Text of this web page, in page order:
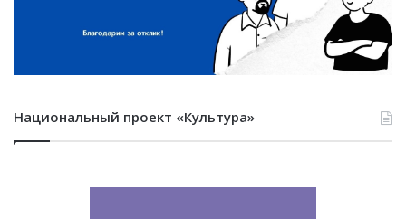
Национальный проект «Культура»